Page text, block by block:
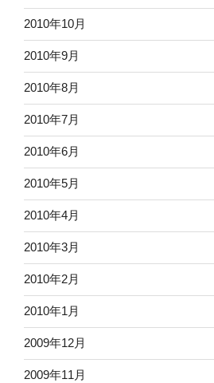
2010年10月
2010年9月
2010年8月
2010年7月
2010年6月
2010年5月
2010年4月
2010年3月
2010年2月
2010年1月
2009年12月
2009年11月